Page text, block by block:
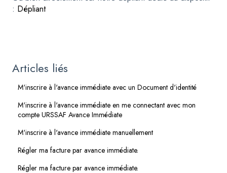
: Dépliant
Articles liés
M'inscrire à l'avance immédiate avec un Document d'identité
M'inscrire à l'avance immédiate en me connectant avec mon
compte URSSAF Avance Immédiate
M'inscrire à l'avance immédiate manuellement
Régler ma facture par avance immédiate.
Régler ma facture par avance immédiate.